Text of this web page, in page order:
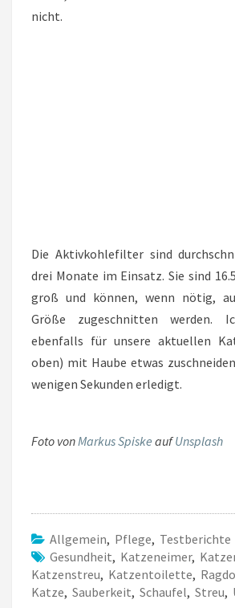
nicht.
Die Aktivkohlefilter sind
drei Monate im Einsatz. Sie sind
groß und können, wenn nötig,
Größe zugeschnitten werden.
ebenfalls für unsere aktuellen
oben) mit Haube etwas
wenigen Sekunden erledigt.
Foto vonMarkus Spiske aufUnsplash
Allgemein, Pflege, Testberichte
Gesundheit, Katzeneimer,
Katzenstreu, Katzentoilette,
Katze, Sauberkeit, Schaufel, Streu,